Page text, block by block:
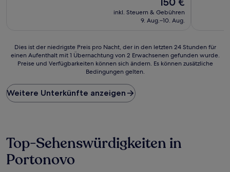
Preis
beträgt
inkl. Steuern & Gebühren
9. Aug.–10. Aug.
Dies
ist
Preis
pro
Nacht,
letzten
24 Stunden
für
einen
Dies ist der niedrigste Preis pro Nacht, der in den letzten 24 Stunden für
einen Aufenthalt mit 1 Übernachtung von 2 Erwachsenen gefunden wurde.
Preise und Verfügbarkeiten können sich ändern. Es können zusätzliche
Bedingungen gelten.
Weitere Unterkünfte anzeigen
Top-Sehenswürdigkeiten in
Portonovo